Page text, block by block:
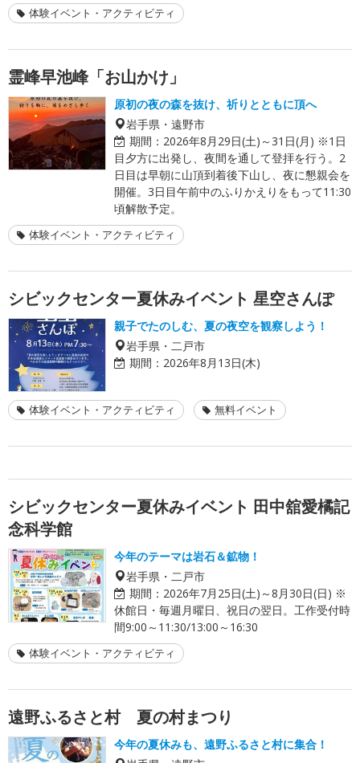
体験イベント・アクティビティ
霊峰早池峰「お山かけ」
原初の夜の森を抜け、祈りとともに頂へ
岩手県・遠野市
期間： 2026年8月29日(土)～31日(月) ※1日
目夕方に出発し、夜間を通して登拝を行う。2
日目は早朝に山頂到着後下山し、夜に懇親会を
開催。3日目午前中のふりかえりをもって11:30
頃解散予定。
体験イベント・アクティビティ
シビックセンター夏休みイベント 星空さんぽ
親子でたのしむ、夏の夜空を観察しよう！
岩手県・二戸市
期間： 2026年8月13日(木)
体験イベント・アクティビティ 無料イベント
シビックセンター夏休みイベント 田中舘愛橘記
念科学館
今年のテーマは岩石＆鉱物！
岩手県・二戸市
期間： 2026年7月25日(土)～8月30日(日) ※
休館日・毎週月曜日、祝日の翌日。工作受付時
間9:00～11:30/13:00～16:30
体験イベント・アクティビティ
遠野ふるさと村 夏の村まつり
今年の夏休みも、遠野ふるさと村に集合！